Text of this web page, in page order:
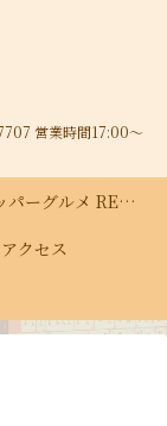
営業時間17:00～
ホットペッパーグルメ RECRUIT
アクセス